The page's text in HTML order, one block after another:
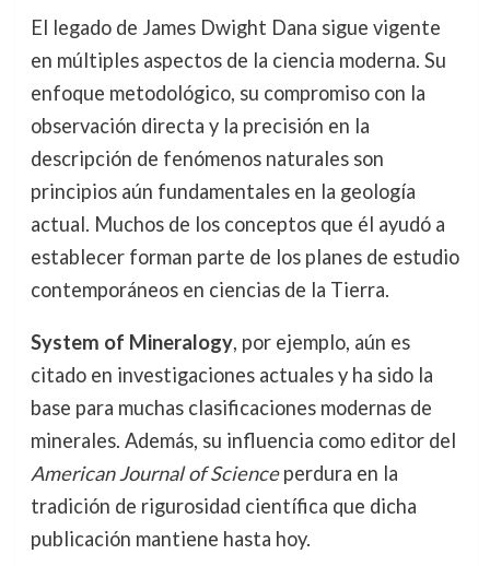
El legado de James Dwight Dana sigue vigente
en múltiples aspectos de la ciencia moderna. Su
enfoque metodológico, su compromiso con la
observación directa y la precisión en la
descripción de fenómenos naturales son
principios aún fundamentales en la geología
actual. Muchos de los conceptos que él ayudó a
establecer forman parte de los planes de estudio
contemporáneos en ciencias de la Tierra.
System of Mineralogy, por ejemplo, aún es
citado en investigaciones actuales y ha sido la
base para muchas clasificaciones modernas de
minerales. Además, su influencia como editor del
American Journal of Scienceperdura en la
tradición de rigurosidad científica que dicha
publicación mantiene hasta hoy.